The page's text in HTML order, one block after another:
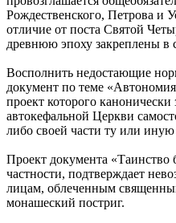
Рождественского, Петрова и
отличие от поста Святой
древнюю эпоху закреплены в
Восполнить недостающие
документ по теме
проект которого
автокефальной Церкви
либо своей части ту или
Проект документа «Таинство
частности, подтверждает
лицам, облеченным
монашеский постриг.